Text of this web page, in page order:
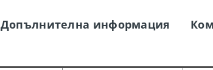
Допълнителна информация